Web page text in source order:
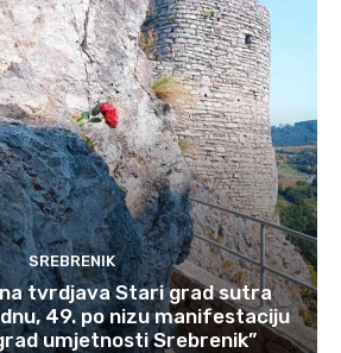
SREBRENIK
tvrdjava Stari grad sutra
49. po nizu manifestaciju
umjetnosti Srebrenik”